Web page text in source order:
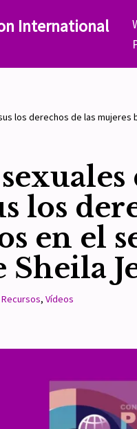
International
los derechos de las mujeres
los
en el
Recursos, Vídeos